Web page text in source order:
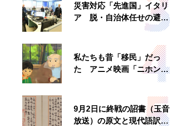
災害対応「先進国」イタリ
ア 脱・自治体任せの避難
所運営、被災者への温かい
私たちも昔「移民」だっ
た アニメ映画「ニホンジ
9月2日に終戦の詔書（玉音
放送）の原文と現代語訳を